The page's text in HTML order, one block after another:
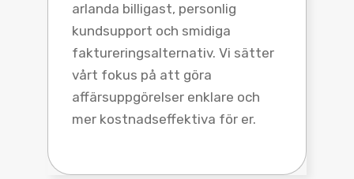
arlanda billigast, personlig
kundsupport och smidiga
faktureringsalternativ. Vi sätter
vårt fokus på att göra
affärsuppgörelser enklare och
mer kostnadseffektiva för er.